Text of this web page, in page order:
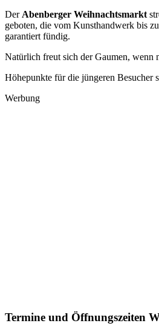
Der Abenberger Weihnachtsmarkt
geboten, die vom Kunsthandwerk bis
garantiert fündig.
Natürlich freut sich der Gaumen, wenn
Höhepunkte für die jüngeren Besucher
Werbung
Termine und Öffnungszeiten